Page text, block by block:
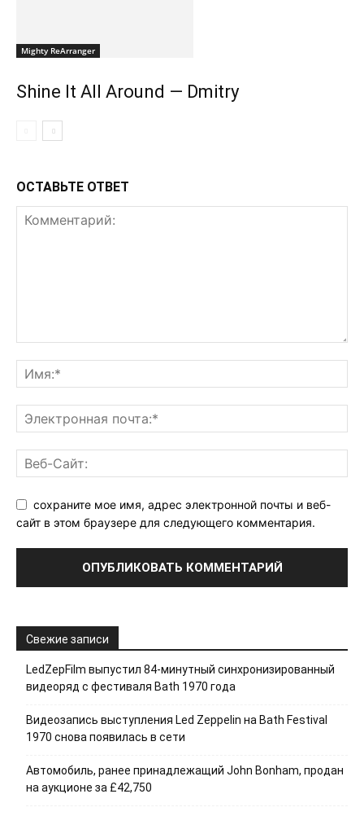
Mighty ReArranger
Shine It All Around — Dmitry
ОСТАВЬТЕ ОТВЕТ
сохраните мое имя, адрес электронной почты и веб-
сайт в этом браузере для следующего комментария.
Свежие записи
LedZepFilm выпустил 84-минутный синхронизированный
видеоряд с фестиваля Bath 1970 года
Видеозапись выступления Led Zeppelin на Bath Festival
1970 снова появилась в сети
Автомобиль, ранее принадлежащий John Bonham, продан
на аукционе за £42,750